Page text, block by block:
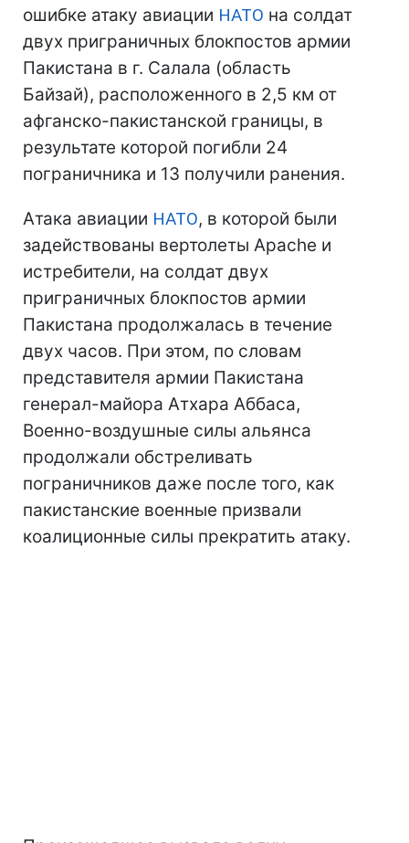
ошибке атаку авиации НАТО на солдат
двух приграничных блокпостов армии
Пакистана в г. Салала (область
Байзай), расположенного в 2,5 км от
афганско-пакистанской границы, в
результате которой погибли 24
пограничника и 13 получили ранения.
Атака авиации НАТО, в которой были
задействованы вертолеты Apache и
истребители, на солдат двух
приграничных блокпостов армии
Пакистана продолжалась в течение
двух часов. При этом, по словам
представителя армии Пакистана
генерал-майора Атхара Аббаса,
Военно-воздушные силы альянса
продолжали обстреливать
пограничников даже после того, как
пакистанские военные призвали
коалиционные силы прекратить атаку.